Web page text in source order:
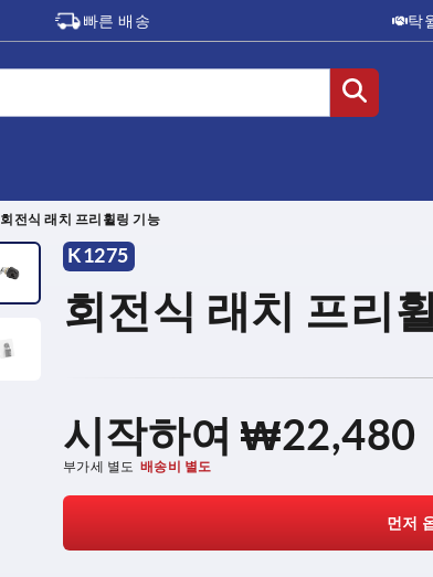
빠른 배송 탁
회전식 래치 프리휠링 기능
K1275
회전식 래치 프리
시작하여₩22,480
부가세 별도 배송비 별도
먼저